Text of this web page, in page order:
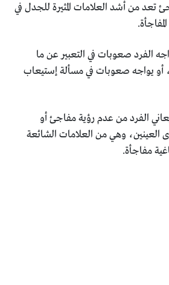
تعد من أشد العلامات المثيرة للجدل في
المفاجأة.
الفرد صعوبات في التعبير عن ما
أو يواجه صعوبات في مسألة إستيعاب
الفرد من عدم رؤية مفاجئ أو
العينين، وهي من العلامات الشائعة
مفاجأة.